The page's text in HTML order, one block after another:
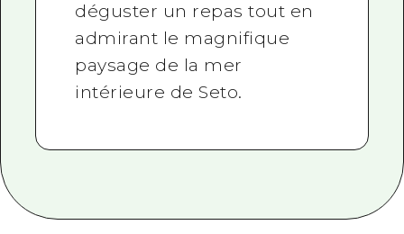
déguster un repas tout en
admirant le magnifique
paysage de la mer
intérieure de Seto.